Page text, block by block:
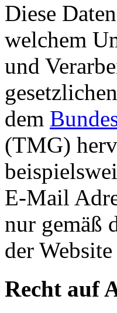
Diese
welchem
und
dem
(TMG)
E-Mail
nur gemäß
der
Recht auf